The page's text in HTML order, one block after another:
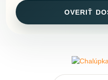
OVERIŤ